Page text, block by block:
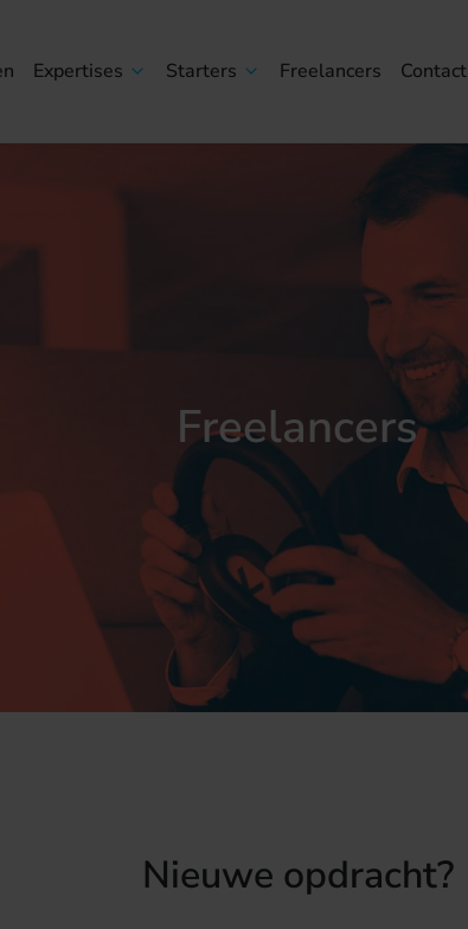
Expertises Starters Freelancers Contact
Freelancers
Nieuwe opdracht?